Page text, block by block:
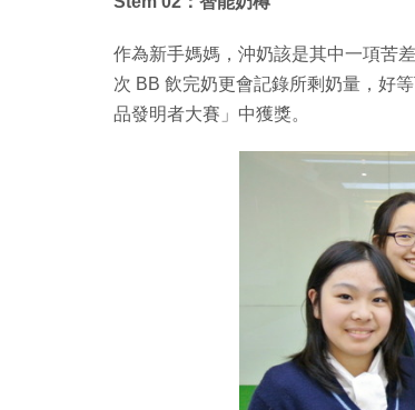
作為新手媽媽，沖奶該是其中一項苦
次 BB 飲完奶更會記錄所剩奶量，好
品發明者大賽」中獲獎。